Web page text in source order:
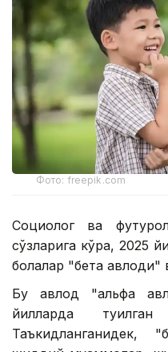
Фото: freepik.com
Социолог ва
сўзларига кўра, 2025
болалар "бета авлоди"
Бу авлод "альфа
йилларда
Таъкидланганидек,